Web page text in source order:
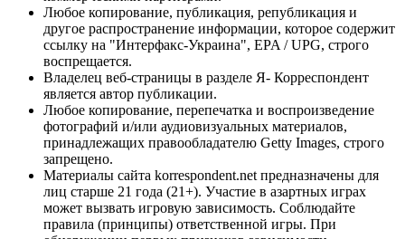
Любое копирование, публикация, републикация и
другое распространение информации, которое содержит
ссылку на "Интерфакс-Украина", EPA / UPG, строго
воспрещается.
Владелец веб-страницы в разделе Я- Корреспондент
является автор публикации.
Любое копирование, перепечатка и воспроизведение
фотографий и/или аудиовизуальных материалов,
принадлежащих правообладателю Getty Images, строго
запрещено.
Материалы сайта korrespondent.net предназначены для
лиц старше 21 года (21+). Участие в азартных играх
может вызвать игровую зависимость. Соблюдайте
правила (принципы) ответственной игры. При